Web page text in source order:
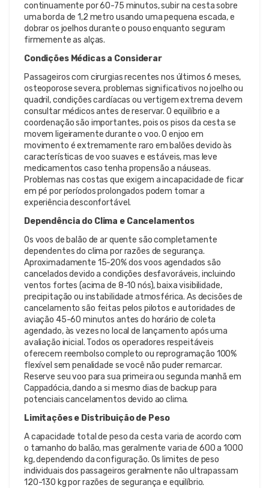
continuamente por 60-75 minutos, subir na cesta sobre
uma borda de 1,2 metro usando uma pequena escada, e
dobrar os joelhos durante o pouso enquanto seguram
firmemente as alças.
Condições Médicas a Considerar
Passageiros com cirurgias recentes nos últimos 6 meses,
osteoporose severa, problemas significativos no joelho ou
quadril, condições cardíacas ou vertigem extrema devem
consultar médicos antes de reservar. O equilíbrio e a
coordenação são importantes, pois os pisos da cesta se
movem ligeiramente durante o voo. O enjoo em
movimento é extremamente raro em balões devido às
características de voo suaves e estáveis, mas leve
medicamentos caso tenha propensão a náuseas.
Problemas nas costas que exigem a incapacidade de ficar
em pé por períodos prolongados podem tornar a
experiência desconfortável.
Dependência do Clima e Cancelamentos
Os voos de balão de ar quente são completamente
dependentes do clima por razões de segurança.
Aproximadamente 15-20% dos voos agendados são
cancelados devido a condições desfavoráveis, incluindo
ventos fortes (acima de 8-10 nós), baixa visibilidade,
precipitação ou instabilidade atmosférica. As decisões de
cancelamento são feitas pelos pilotos e autoridades de
aviação 45-60 minutos antes do horário de coleta
agendado, às vezes no local de lançamento após uma
avaliação inicial. Todos os operadores respeitáveis
oferecem reembolso completo ou reprogramação 100%
flexível sem penalidade se você não puder remarcar.
Reserve seu voo para sua primeira ou segunda manhã em
Cappadócia, dando a si mesmo dias de backup para
potenciais cancelamentos devido ao clima.
Limitações e Distribuição de Peso
A capacidade total de peso da cesta varia de acordo com
o tamanho do balão, mas geralmente varia de 600 a 1000
kg, dependendo da configuração. Os limites de peso
individuais dos passageiros geralmente não ultrapassam
120-130 kg por razões de segurança e equilíbrio.